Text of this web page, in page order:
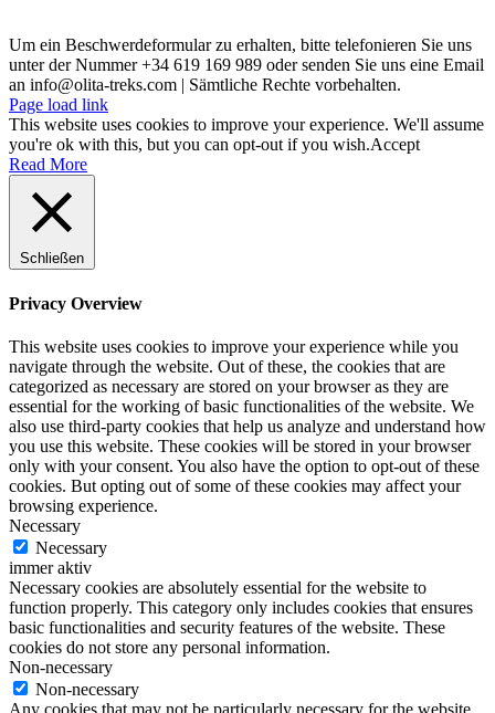
Um ein Beschwerdeformular zu erhalten, bitte telefonieren Sie uns
unter der Nummer +34 619 169 989 oder senden Sie uns eine Email
an info@olita-treks.com | Sämtliche Rechte vorbehalten.
Page load link
This website uses cookies to improve your experience. We'll assume
you're ok with this, but you can opt-out if you wish.Accept
Read More
Schließen
Privacy Overview
This website uses cookies to improve your experience while you
navigate through the website. Out of these, the cookies that are
categorized as necessary are stored on your browser as they are
essential for the working of basic functionalities of the website. We
also use third-party cookies that help us analyze and understand how
you use this website. These cookies will be stored in your browser
only with your consent. You also have the option to opt-out of these
cookies. But opting out of some of these cookies may affect your
browsing experience.
Necessary
Necessary
immer aktiv
Necessary cookies are absolutely essential for the website to
function properly. This category only includes cookies that ensures
basic functionalities and security features of the website. These
cookies do not store any personal information.
Non-necessary
Non-necessary
Any cookies that may not be particularly necessary for the website